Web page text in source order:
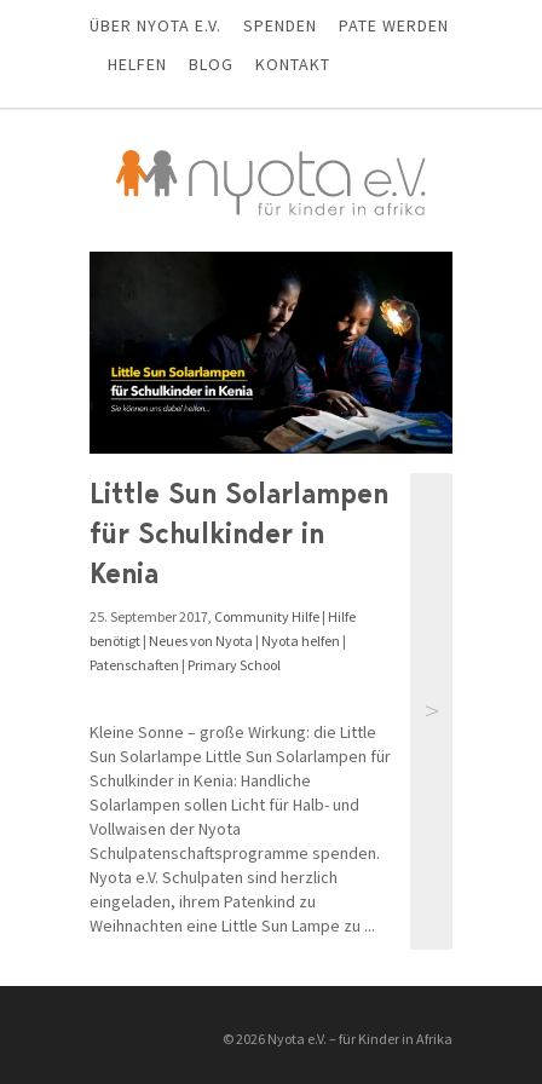
ÜBER NYOTA E.V. SPENDEN
PATE WERDEN
HELFEN
BLOG KONTAKT
Little Sun Solarlampen
für Schulkinder in
Kenia
25. September 2017, Community Hilfe | Hilfe
benötigt | Neues von Nyota | Nyota helfen |
Patenschaften | Primary School
Kleine Sonne – große Wirkung: die Little
Sun Solarlampe Little Sun Solarlampen für
Schulkinder in Kenia: Handliche
Solarlampen sollen Licht für Halb- und
Vollwaisen der Nyota
Schulpatenschaftsprogramme spenden.
Nyota e.V. Schulpaten sind herzlich
eingeladen, ihrem Patenkind zu
Weihnachten eine Little Sun Lampe zu ...
>
© 2026 Nyota e.V. – für Kinder in Afrika